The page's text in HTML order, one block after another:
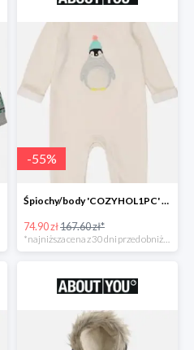
-55%
Śpiochy/body 'COZYHOL1PC' GAP -55%
74.90 zł167.60 zł*
*najniższa cena z 30 dni przed obniżką